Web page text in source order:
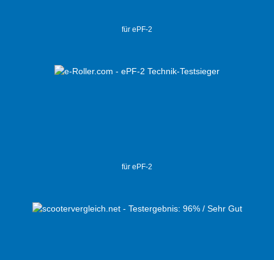
für ePF-2
für ePF-2